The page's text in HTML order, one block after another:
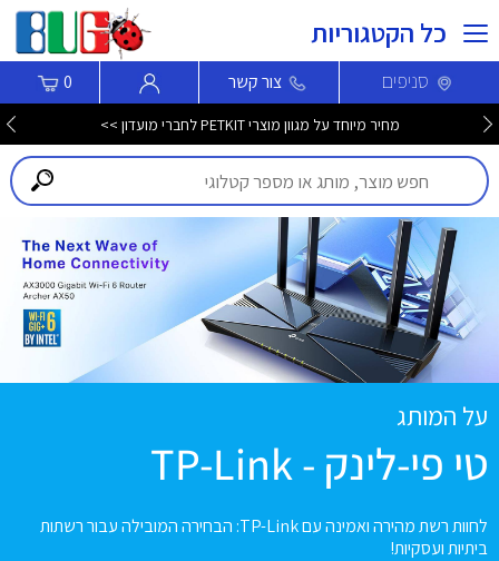
כל הקטגוריות
סניפים צור קשר 0
מחיר מיוחד על מגוון מוצרי PETKIT לחברי מועדון >>
על המותג
טי פי-לינק - TP-Link
לחוות רשת מהירה ואמינה עם TP-Link: הבחירה המובילה עבור רשתות
ביתיות ועסקיות!